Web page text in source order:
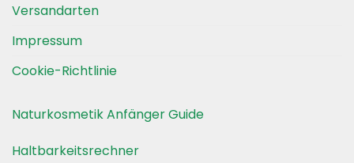
Versandarten
Impressum
Cookie-Richtlinie
Naturkosmetik Anfänger Guide
Haltbarkeitsrechner